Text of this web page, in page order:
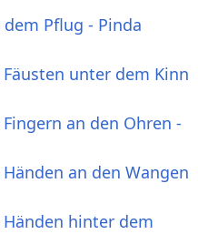
Pflug - Pinda
unter dem Kinn
an den Ohren -
an den Wangen
hinter dem